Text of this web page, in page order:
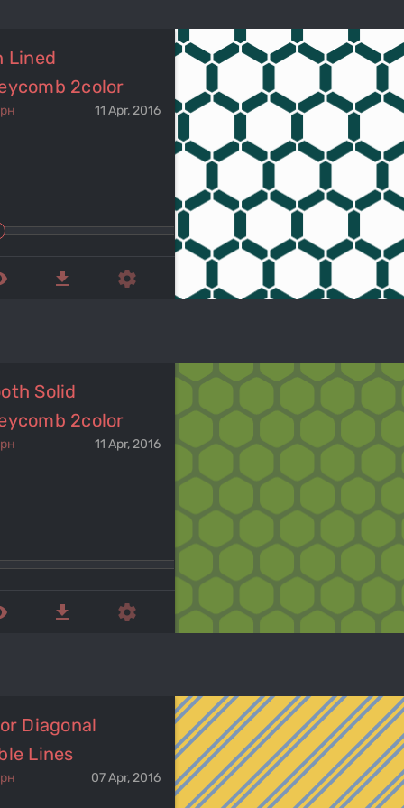
Lined
2color
11 Apr, 2016
get_app settings
Solid
2color
11 Apr, 2016
get_app settings
Diagonal
Lines
07 Apr, 2016